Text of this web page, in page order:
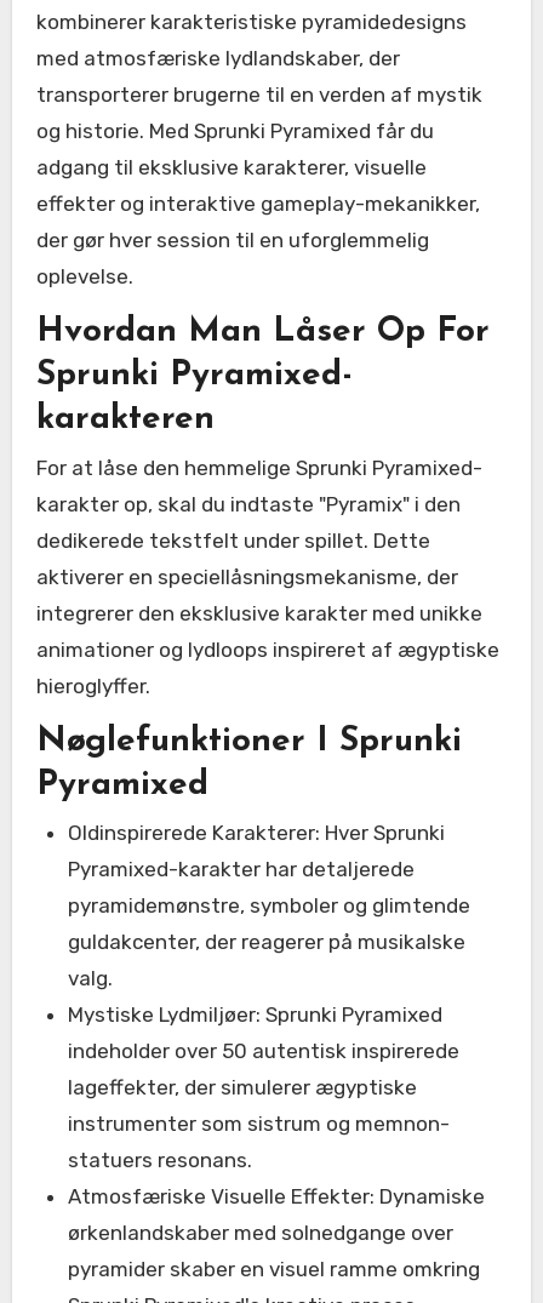
kombinerer karakteristiske pyramidedesigns
med atmosfæriske lydlandskaber, der
transporterer brugerne til en verden af mystik
og historie. Med Sprunki Pyramixed får du
adgang til eksklusive karakterer, visuelle
effekter og interaktive gameplay-mekanikker,
der gør hver session til en uforglemmelig
oplevelse.
Hvordan Man Låser Op For
Sprunki Pyramixed-
karakteren
For at låse den hemmelige Sprunki Pyramixed-
karakter op, skal du indtaste "Pyramix" i den
dedikerede tekstfelt under spillet. Dette
aktiverer en speciellåsningsmekanisme, der
integrerer den eksklusive karakter med unikke
animationer og lydloops inspireret af ægyptiske
hieroglyffer.
Nøglefunktioner I Sprunki
Pyramixed
Oldinspirerede Karakterer: Hver Sprunki
Pyramixed-karakter har detaljerede
pyramidemønstre, symboler og glimtende
guldakcenter, der reagerer på musikalske
valg.
Mystiske Lydmiljøer: Sprunki Pyramixed
indeholder over 50 autentisk inspirerede
lageffekter, der simulerer ægyptiske
instrumenter som sistrum og memnon-
statuers resonans.
Atmosfæriske Visuelle Effekter: Dynamiske
ørkenlandskaber med solnedgange over
pyramider skaber en visuel ramme omkring